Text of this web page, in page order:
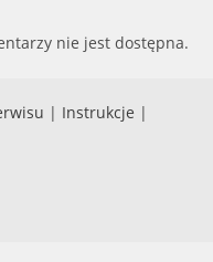
nie jest dostępna.
| Instrukcje |